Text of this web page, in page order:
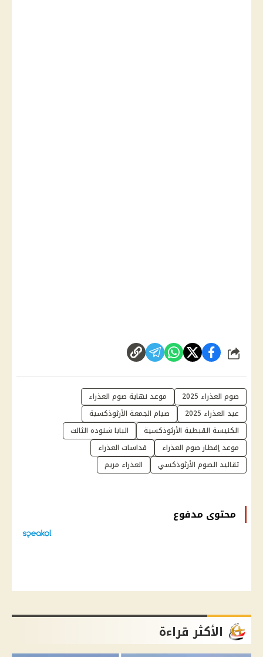
شارك
صوم العذراء 2025
موعد نهاية صوم العذراء
عيد العذراء 2025
صيام الجمعة الأرثوذكسية
الكنيسة القبطية الأرثوذكسية
البابا شنوده الثالث
موعد إفطار صوم العذراء
قداسات العذراء
تقاليد الصوم الأرثوذكسي
العذراء مريم
محتوى مدفوع
الأكثر قراءة